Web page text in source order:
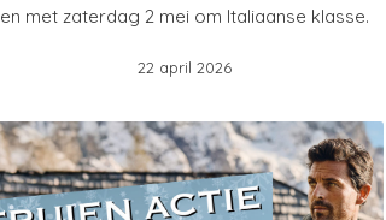
en met zaterdag 2 mei om Italiaanse klasse.
22 april 2026